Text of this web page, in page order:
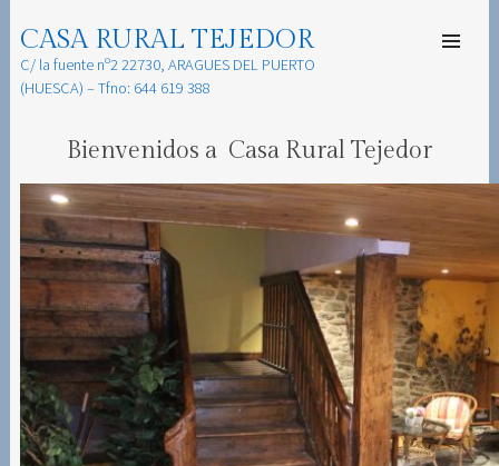
CASA RURAL TEJEDOR
C/ la fuente nº2 22730, ARAGUES DEL PUERTO
(HUESCA) – Tfno: 644 619 388
CONTENT
Bienvenidos a Casa Rural Tejedor